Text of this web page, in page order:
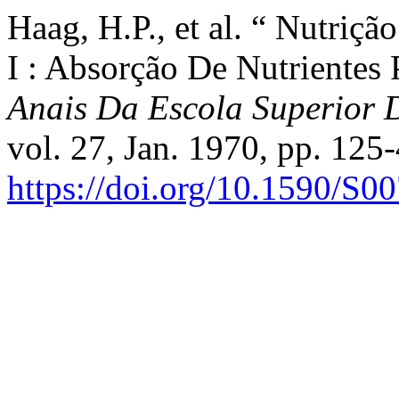
Haag, H.P., et al. “
I : Absorção De Nutrientes
Anais Da Escola Superior
vol. 27, Jan. 1970, pp.
https://doi.org/10.1590/